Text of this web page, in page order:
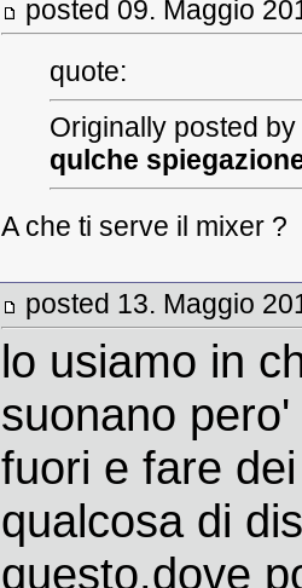
posted 09. Maggio
quote:
Originally posted
qulche
A che ti serve il mixer ?
posted 13. Maggio
lo usiamo in
suonano
fuori e fare
qualcosa di
questo.dove